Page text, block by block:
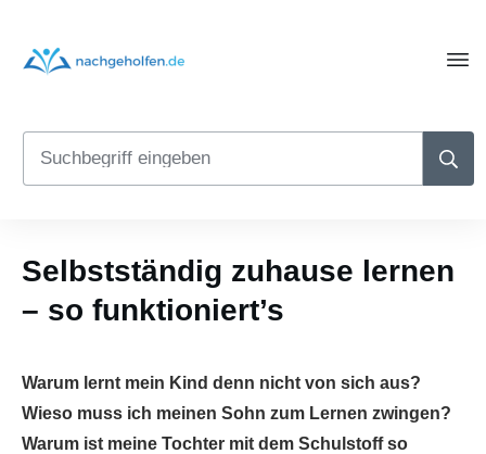
Selbstständig zuhause lernen
– so funktioniert’s
Warum lernt mein Kind denn nicht von sich aus?
Wieso muss ich meinen Sohn zum Lernen zwingen?
Warum ist meine Tochter mit dem Schulstoff so